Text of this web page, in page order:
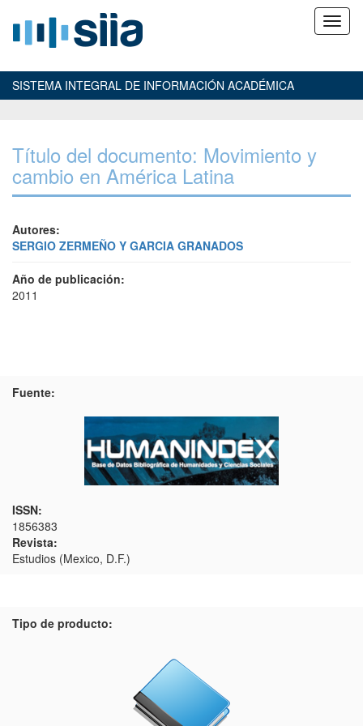
SISTEMA INTEGRAL DE INFORMACIÓN ACADÉMICA
Título del documento: Movimiento y
cambio en América Latina
Autores:
SERGIO ZERMEÑO Y GARCIA GRANADOS
Año de publicación:
2011
Fuente:
ISSN:
1856383
Revista:
Estudios (Mexico, D.F.)
Tipo de producto: